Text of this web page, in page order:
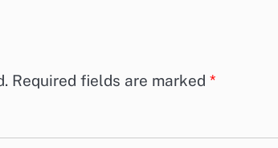
Required fields are marked *